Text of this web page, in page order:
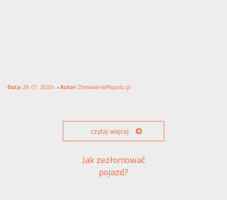
Data:29. 01. 2020r. •Autor:ZlomowaniePojazdu.pl
czytaj więcej
Jak zezłomować
pojazd?